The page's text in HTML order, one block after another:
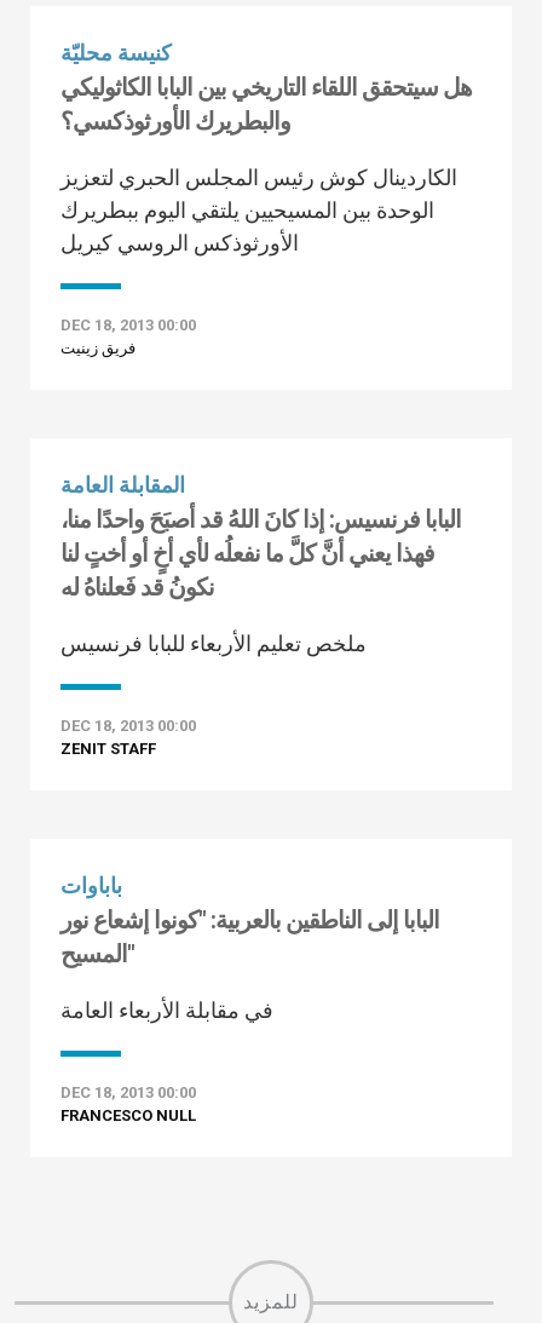
كنيسة محليّة
هل سيتحقق اللقاء التاريخي بين البابا الكاثوليكي
والبطريرك الأورثوذكسي؟
الكاردينال كوش رئيس المجلس الحبري لتعزيز
الوحدة بين المسيحيين يلتقي اليوم ببطريرك
الأورثوذكس الروسي كيريل
DEC 18, 2013 00:00
فريق زينيت
المقابلة العامة
البابا فرنسيس: إذا كانَ اللهُ قد أصبَحَ واحدًا منا،
فهذا يعني أنَّ كلَّ ما نفعلُه لأي أخٍ أو أختٍ لنا
نكونُ قد فَعلناهُ له
ملخص تعليم الأربعاء للبابا فرنسيس
DEC 18, 2013 00:00
ZENIT STAFF
باباوات
البابا إلى الناطقين بالعربية: "كونوا إشعاع نور
المسيح"
في مقابلة الأربعاء العامة
DEC 18, 2013 00:00
FRANCESCO NULL
للمزيد